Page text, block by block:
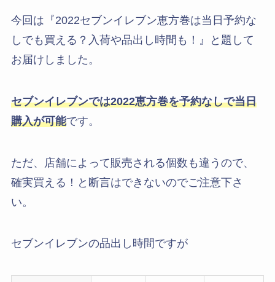
今回は『2022セブンイレブン恵方巻は当日予約な
しでも買える？入荷や品出し時間も！』と題して
お届けしました。
セブンイレブンでは2022恵方巻を予約なしで当日
購入が可能です。
ただ、店舗によって販売される個数も違うので、
確実買える！と断言はできないのでご注意下さ
い。
セブンイレブンの品出し時間ですが